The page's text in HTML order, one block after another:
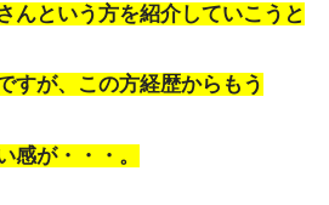
んという方を紹介していこうと
すが、この方経歴からもう
感が・・・。